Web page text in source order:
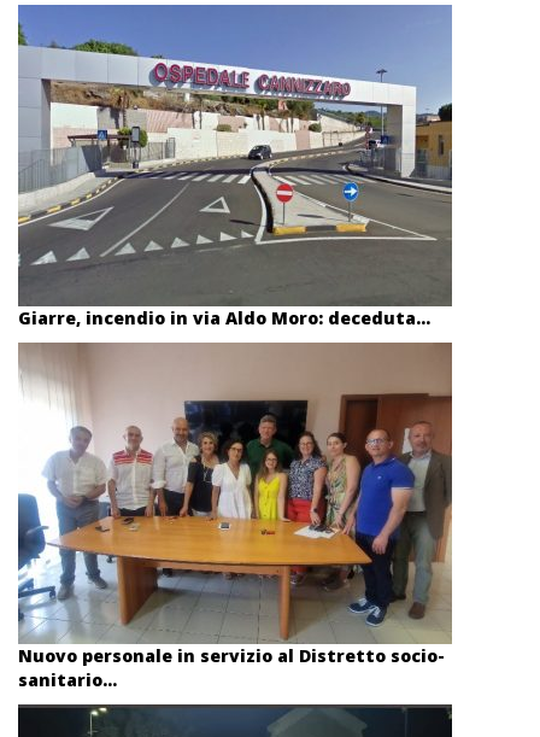
Giarre, incendio in via Aldo Moro: deceduta...
Nuovo personale in servizio al Distretto socio-
sanitario...